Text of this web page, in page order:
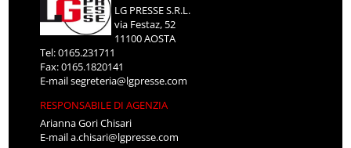
LG PRESSE S.R.L.
via Festaz, 52
11100 AOSTA
Tel: 0165.231711
Fax: 0165.1820141
E-mailsegreteria@lgpresse.com
RESPONSABILE DI AGENZIA
Arianna Gori Chisari
E-maila.chisari@lgpresse.com